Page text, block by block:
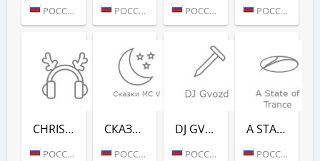
РОССИЯ (МОСКВА) РОССИЯ (МОСКВА) РОССИЯ (МОСКВА) РОССИЯ (САНКТ-ПЕТЕРБУРГ)
CHRISTMAS CHILL (РАДИО РЕКОРД)
РОССИЯ (МОСКВА)
СКАЗ­КИ MC V (РАДИО РЕКОРД)
РОССИЯ (МОСКВА)
DJ GVOZD - RADIO RECORD
РОССИЯ (МОСКВА)
A STATE OF TRANCE - RADIO RECORD
РОССИЯ (МОСКВА)